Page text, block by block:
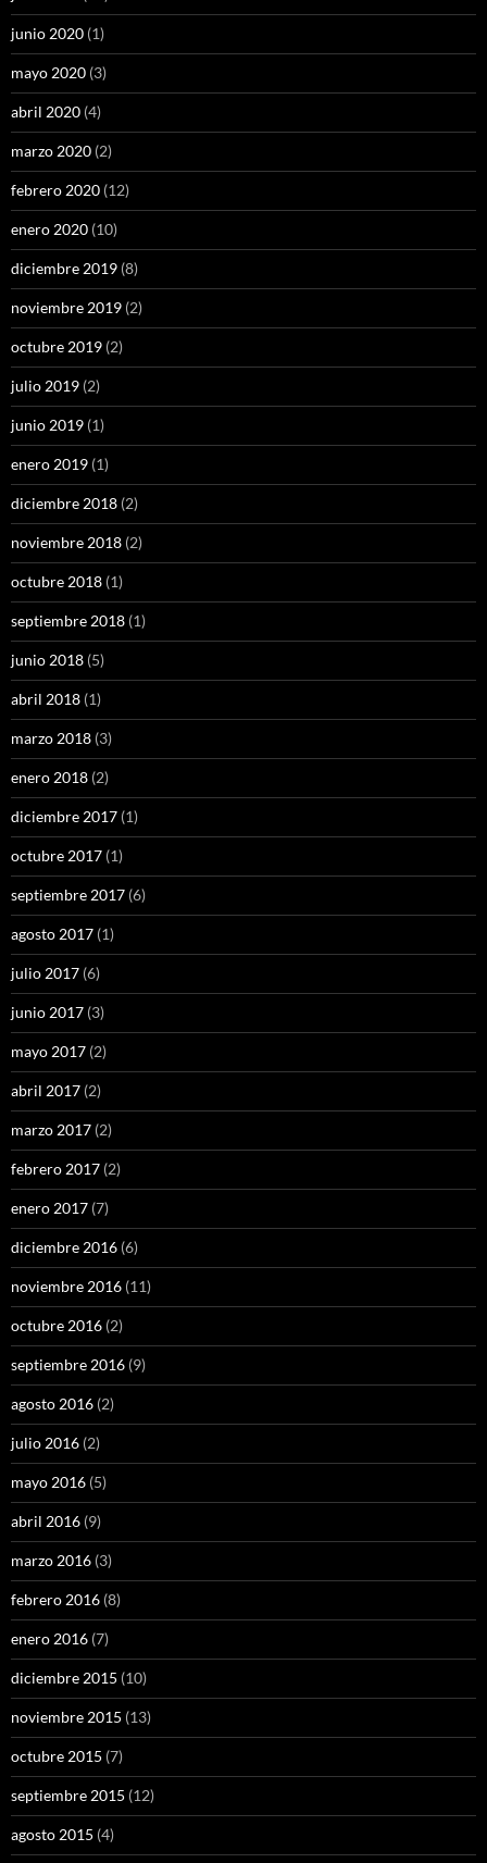
junio 2020 (1)
mayo 2020 (3)
abril 2020 (4)
marzo 2020 (2)
febrero 2020 (12)
enero 2020 (10)
diciembre 2019 (8)
noviembre 2019 (2)
octubre 2019 (2)
julio 2019 (2)
junio 2019 (1)
enero 2019 (1)
diciembre 2018 (2)
noviembre 2018 (2)
octubre 2018 (1)
septiembre 2018 (1)
junio 2018 (5)
abril 2018 (1)
marzo 2018 (3)
enero 2018 (2)
diciembre 2017 (1)
octubre 2017 (1)
septiembre 2017 (6)
agosto 2017 (1)
julio 2017 (6)
junio 2017 (3)
mayo 2017 (2)
abril 2017 (2)
marzo 2017 (2)
febrero 2017 (2)
enero 2017 (7)
diciembre 2016 (6)
noviembre 2016 (11)
octubre 2016 (2)
septiembre 2016 (9)
agosto 2016 (2)
julio 2016 (2)
mayo 2016 (5)
abril 2016 (9)
marzo 2016 (3)
febrero 2016 (8)
enero 2016 (7)
diciembre 2015 (10)
noviembre 2015 (13)
octubre 2015 (7)
septiembre 2015 (12)
agosto 2015 (4)